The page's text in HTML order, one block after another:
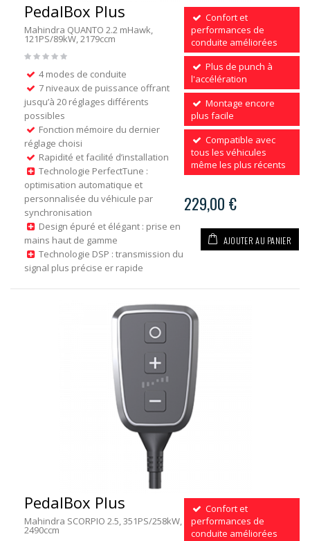
PedalBox Plus
Mahindra QUANTO 2.2 mHawk,
121PS/89kW, 2179ccm
4 modes de conduite
7 niveaux de puissance offrant
jusqu’à 20 réglages différents
possibles
Fonction mémoire du dernier
réglage choisi
Rapidité et facilité d’installation
Technologie PerfectTune :
optimisation automatique et
personnalisée du véhicule par
synchronisation
Design épuré et élégant : prise en
mains haut de gamme
Technologie DSP : transmission du
signal plus précise er rapide
Confort et
performances de
conduite améliorées
Plus de punch à
l'accélération
Montage encore
plus facile
Compatible avec
tous les véhicules
même les plus récents
229,00 €
AJOUTER AU PANIER
PedalBox Plus
Mahindra SCORPIO 2.5, 351PS/258kW,
2490ccm
Confort et
performances de
conduite améliorées